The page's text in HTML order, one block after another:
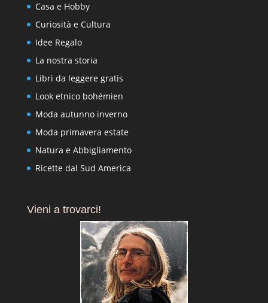
Casa e Hobby
Curiosità e Cultura
Idee Regalo
La nostra storia
Libri da leggere gratis
Look etnico bohémien
Moda autunno inverno
Moda primavera estate
Natura e Abbigliamento
Ricette dal Sud America
Vieni a trovarci!